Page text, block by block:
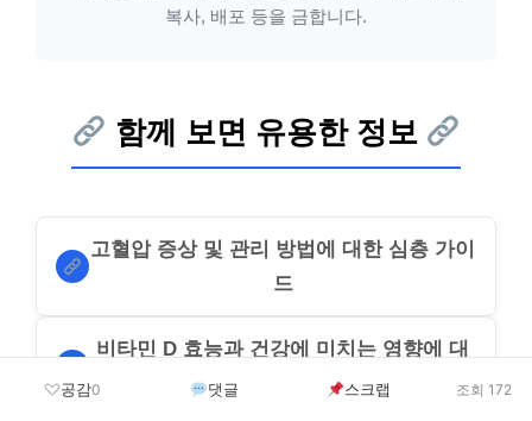
복사, 배포 등을 금합니다.
함께 보면 유용한 정보
고혈압 증상 및 관리 방법에 대한 심층 가이
드
비타민 D 효능과 건강에 미치는 영향에 대
한 심층 분석
공감0 댓글 스크랩 조회 172